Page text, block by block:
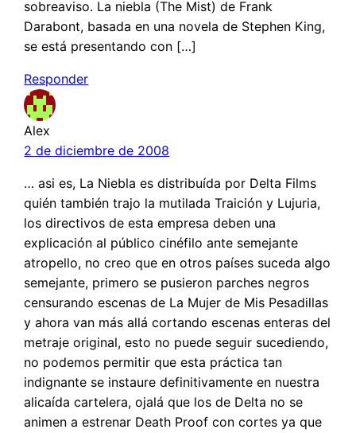
sobreaviso. La niebla (The Mist) de Frank
Darabont, basada en una novela de Stephen King,
se está presentando con […]
Responder
Alex
2 de diciembre de 2008
… asi es, La Niebla es distribuída por Delta Films
quién también trajo la mutilada Traición y Lujuria,
los directivos de esta empresa deben una
explicación al público cinéfilo ante semejante
atropello, no creo que en otros países suceda algo
semejante, primero se pusieron parches negros
censurando escenas de La Mujer de Mis Pesadillas
y ahora van más allá cortando escenas enteras del
metraje original, esto no puede seguir sucediendo,
no podemos permitir que esta práctica tan
indignante se instaure definitivamente en nuestra
alicaída cartelera, ojalá que los de Delta no se
animen a estrenar Death Proof con cortes ya que